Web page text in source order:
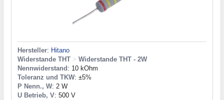
Hersteller: Hitano
Widerstande THT > Widerstande THT - 2W
Nennwiderstand : 10 kOhm
Toleranz und TKW: ±5%
P Nenn., W: 2 W
U Betrieb, V: 500 V